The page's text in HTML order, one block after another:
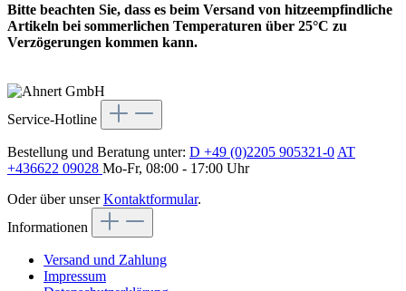
Bitte beachten Sie, dass es beim Versand von hitzeempfindliche
Artikeln bei sommerlichen Temperaturen über 25°C zu
Verzögerungen kommen kann.
Service-Hotline
Bestellung und Beratung unter: D +49 (0)2205 905321-0 AT
+436622 09028 Mo-Fr, 08:00 - 17:00 Uhr
Oder über unserKontaktformular.
Informationen
Versand und Zahlung
Impressum